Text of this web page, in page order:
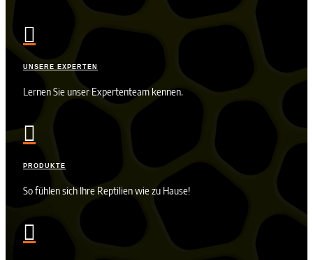

UNSERE EXPERTEN
Lernen Sie unser Expertenteam kennen.

PRODUKTE
So fühlen sich Ihre Reptilien wie zu Hause!
